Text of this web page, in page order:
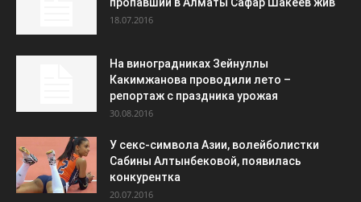
18.07.2016
На виноградниках Зейнуллы
Какимжанова проводили лето –
репортаж с праздника урожая
30.08.2016
У секс-символа Азии, волейболистки
Сабины Алтынбековой, появилась
конкурентка
20.07.2016